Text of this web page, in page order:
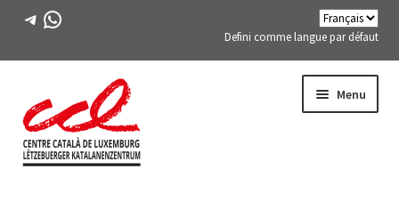
Télégramme
WhatsApp
Defini comme langue par défaut
la
navigation
au
contenu
Menu